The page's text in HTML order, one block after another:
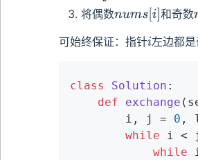
将偶数nums[i ] 和奇数
可始终保证：指针i左边都
class Solution :
def
exchange
		i, j =
0 ,
while i <
while